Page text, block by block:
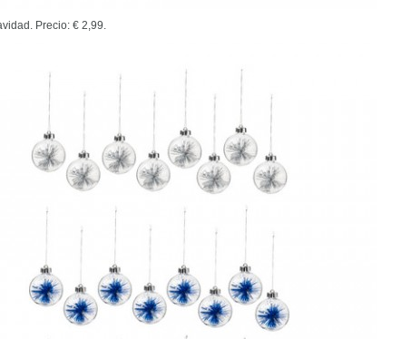
Precio: € 2,99.